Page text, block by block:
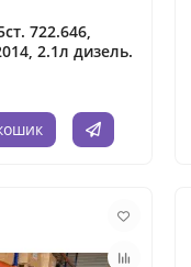
722.646,
2.1л дизель.